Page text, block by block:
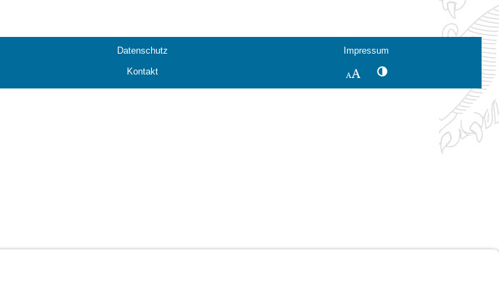
Datenschutz
Impressum
Kontakt SchriftgrößeKontrastwechsel